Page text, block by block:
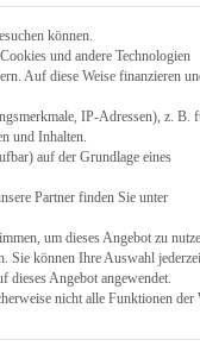
können.
und andere Technologien
Auf diese Weise finanzieren
IP-Adressen), z. B.
und Inhalten.
auf der Grundlage eines
Partner finden Sie unter
um dieses Angebot zu
Sie können Ihre Auswahl
dieses Angebot angewendet.
nicht alle Funktionen der